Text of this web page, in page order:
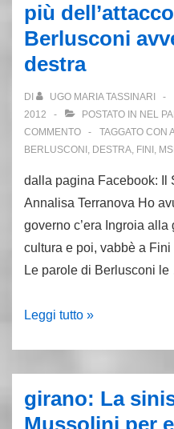
colpito
al
cuore
più
Berlusconi
destra
DI UGO MARIA TASSINARI
2012
POSTATO IN NEL
COMMENTO
TAGGATO CON
BERLUSCONI , DESTRA, FINI , MSI
dalla pagina Facebook: Il
Annalisa Terranova Ho
governo c’era Ingroia
cultura e poi, vabbè a
Le parole di Berlusconi
Le
c’è
di
Leggi tutto »
girano: La
Mussolini per